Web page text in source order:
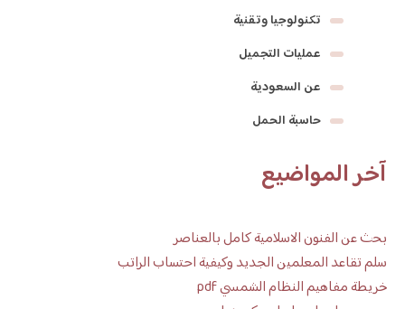
تكنولوجيا وتقنية
عمليات التجميل
عن السعودية
حاسبة الحمل
آخر المواضيع
بحث عن الفنون الاسلامية كامل بالعناصر
سلم تقاعد المعلمين الجديد وكيفية احتساب الراتب
خريطة مفاهيم النظام الشمسي pdf